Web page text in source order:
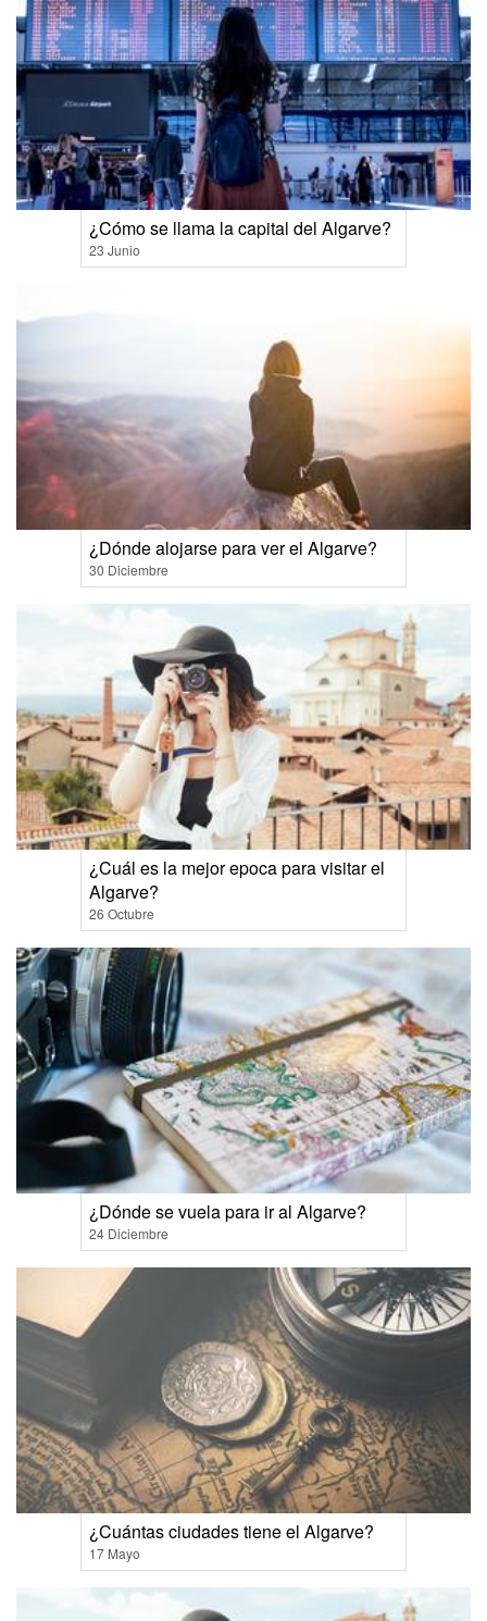
¿Cómo se llama la capital del Algarve?
23 Junio
¿Dónde alojarse para ver el Algarve?
30 Diciembre
¿Cuál es la mejor epoca para visitar el
Algarve?
26 Octubre
¿Dónde se vuela para ir al Algarve?
24 Diciembre
¿Cuántas ciudades tiene el Algarve?
17 Mayo